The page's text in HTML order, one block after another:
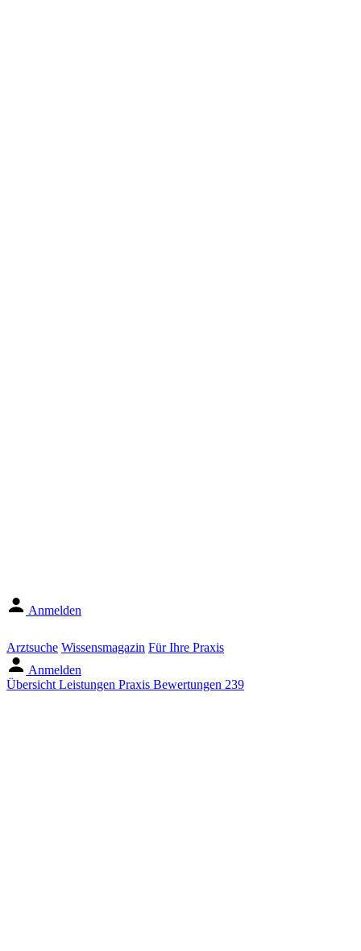
Anmelden
Arztsuche Wissensmagazin Für Ihre Praxis
Anmelden
Übersicht Leistungen Praxis Bewertungen 239